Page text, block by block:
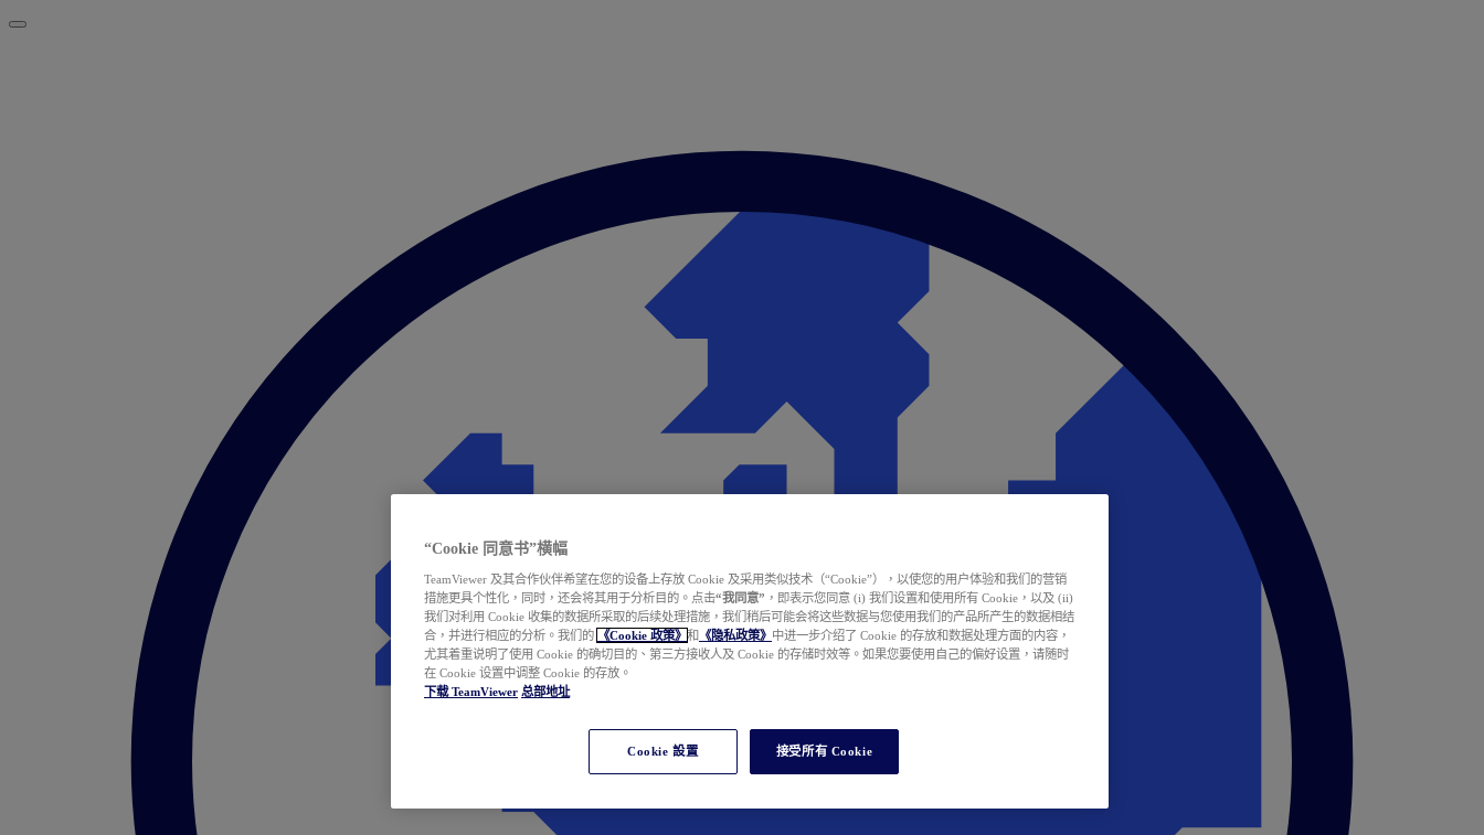
“Cookie 同意书”横幅
TeamViewer 及其合作伙伴希望在您的设备上存放 Cookie 及采用类似技术（“Cookie”），以使您的用户体验和我们的营销
措施更具个性化，同时，还会将其用于分析目的。点击“我同意” ，即表示您同意 (i) 我们设置和使用所有 Cookie，以及 (ii)
我们对利用 Cookie 收集的数据所采取的后续处理措施，我们稍后可能会将这些数据与您使用我们的产品所产生的数据相结
合，并进行相应的分析。我们的
《Cookie 政策》 和 《隐私政策》 中进一步介绍了 Cookie 的存放和数据处理方面的内容，
尤其着重说明了使用 Cookie 的确切目的、第三方接收人及 Cookie 的存储时效等。如果您要使用自己的偏好设置，请随时
在 Cookie 设置中调整 Cookie 的存放。
下载 TeamViewer 总部地址
Cookie 設置 接受所有 Cookie